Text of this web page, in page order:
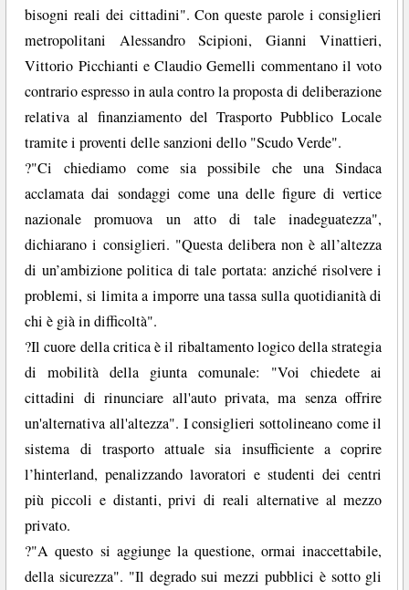
bisogni reali dei cittadini". Con queste parole i consiglieri
metropolitani Alessandro Scipioni, Gianni Vinattieri,
Vittorio Picchianti e Claudio Gemelli commentano il voto
contrario espresso in aula contro la proposta di deliberazione
relativa al finanziamento del Trasporto Pubblico Locale
tramite i proventi delle sanzioni dello "Scudo Verde".
?"Ci chiediamo come sia possibile che una Sindaca
acclamata dai sondaggi come una delle figure di vertice
nazionale promuova un atto di tale inadeguatezza",
dichiarano i consiglieri. "Questa delibera non è all’altezza
di un’ambizione politica di tale portata: anziché risolvere i
problemi, si limita a imporre una tassa sulla quotidianità di
chi è già in difficoltà".
?Il cuore della critica è il ribaltamento logico della strategia
di mobilità della giunta comunale: "Voi chiedete ai
cittadini di rinunciare all'auto privata, ma senza offrire
un'alternativa all'altezza". I consiglieri sottolineano come il
sistema di trasporto attuale sia insufficiente a coprire
l’hinterland, penalizzando lavoratori e studenti dei centri
più piccoli e distanti, privi di reali alternative al mezzo
privato.
?"A questo si aggiunge la questione, ormai inaccettabile,
della sicurezza". "Il degrado sui mezzi pubblici è sotto gli